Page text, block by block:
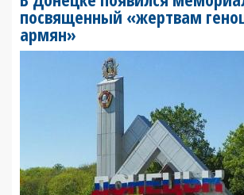
посвященный «жертвам
армян»